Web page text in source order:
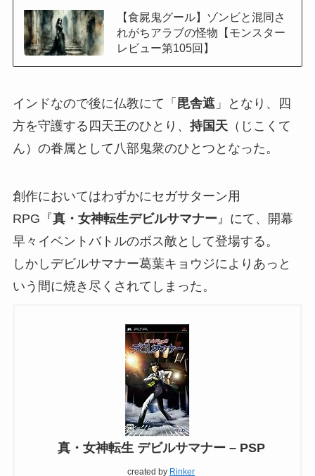
【食屍鬼グール】ゾンビと混同さ
れがちアラブの怪物【モンスター
レビュー第105回】
インドなので後に仏教にて「 毘舎遮」となり、四
方を守護する四天王のひとり、 持国天（じこくて
ん）の眷属として八部鬼衆のひとつとなった。
創作においてはわずかにセガサターン用
RPG『真・女神転生デビルサマナー』にて、開幕
早々イベントバトルのボス敵として登場する。
しかしデビルサマナー葛葉キョウジによりあっと
いう間に焼き尽くされてしまった。
真・女神転生 デビルサマナー – PSP
created by Rinker